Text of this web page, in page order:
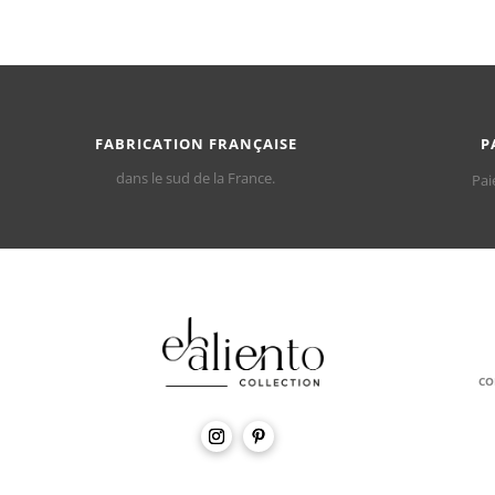
FABRICATION FRANÇAISE
dans le sud de la France.